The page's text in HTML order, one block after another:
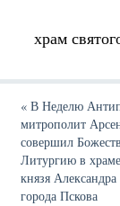
храм
«В Неделю
митрополит
совершил
Литургию в
князя
города Пскова